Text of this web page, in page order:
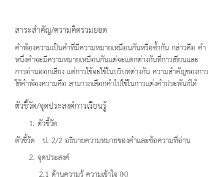
สาระสำคัญ/ความคิดรวมยอด
คำพ้องความเป็นคำที่มีความหมายเหมือนกันหรือซ้ำกัน กล่าวคือ คำ
หนึ่งคำจะมีความหมายเหมือนกันแต่จะแตกต่างกันที่การเขียนและ
การอ่านออกเสียง แต่การใช้จะใช้ในบริบทต่างกัน ความสำคัญของการ
ใช้คำพ้องความคือ สามารถเลือกคำไปใช้ในการแต่งคำประพันธ์ได้
ตัวชี้วัด/จุดประสงค์การเรียนรู้
1. ตัวชี้วัด
ตัวชี้วัด ป. 2/2 อธิบายความหมายของคำและข้อความที่อ่าน
2. จุดประสงค์